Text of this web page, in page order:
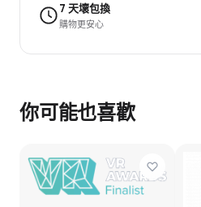
7 天壞包換
購物更安心
你可能也喜歡